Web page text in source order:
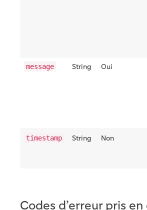
message String Oui
timestamp String Non
Codes d’erreur pris